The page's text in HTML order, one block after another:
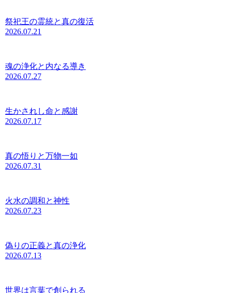
祭祀王の霊統と真の復活
2026.07.21
魂の浄化と内なる導き
2026.07.27
生かされし命と感謝
2026.07.17
真の悟りと万物一如
2026.07.31
火水の調和と神性
2026.07.23
偽りの正義と真の浄化
2026.07.13
世界は言葉で創られる